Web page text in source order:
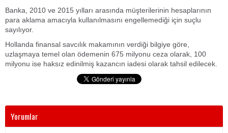
Banka, 2010 ve 2015 yılları arasında müşterilerinin hesaplarının
para aklama amacıyla kullanılmasını engellemediği için suçlu
sayılıyor.
Hollanda finansal savcılık makamının verdiği bilgiye göre,
uzlaşmaya temel olan ödemenin 675 milyonu ceza olarak, 100
milyonu ise haksız edinilmiş kazancın iadesi olarak tahsil edilecek.
Yorumlar